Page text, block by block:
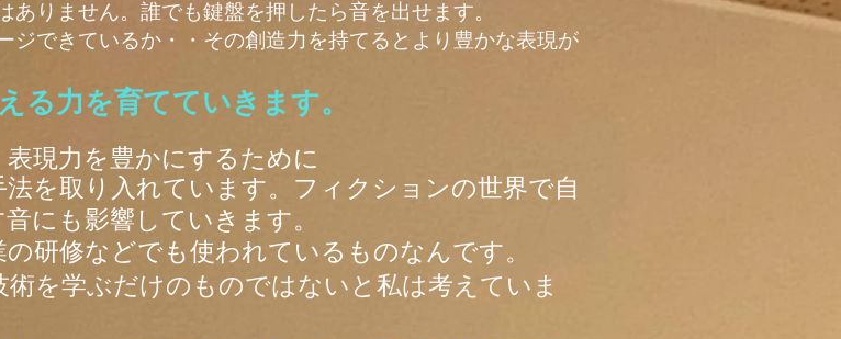
ありません。 誰でも鍵盤を押したら音を出せます。
ジできているか・・ その創造力を持てるとより豊かな表現が
る力を育てていきます。
現力を豊かにするために
法を取り入れています。フィクションの世界で自
にも影響していきます。
研修などでも使われているものなんです。
を学ぶだけのものではないと私は考えていま